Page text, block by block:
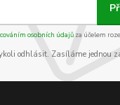
osobních údajůza účelem
odhlásit. Zasíláme jednou